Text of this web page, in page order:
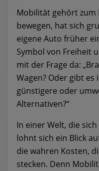
Mobilität gehört zum
bewegen, hat sich
eigene Auto früher
Symbol von Freiheit
mit der Frage da:
Wagen? Oder gibt
günstigere oder
Alternativen?“
In einer Welt, die
lohnt sich ein Blick
die wahren Kosten,
stecken. Denn